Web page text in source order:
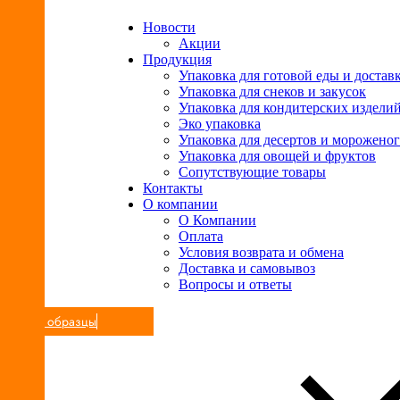
Новости
Акции
Продукция
Упаковка для готовой еды и
Упаковка для снеков и закусок
Упаковка для кондитерских изделий
Эко упаковка
Упаковка для десертов и
Упаковка для овощей и фруктов
Сопутствующие товары
Контакты
О компании
О Компании
Оплата
Условия возврата и обмена
Доставка и самовывоз
Вопросы и ответы
Ваши образцы